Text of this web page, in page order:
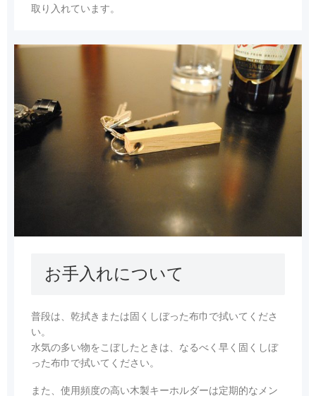
取り入れています。
お手入れについて
普段は、乾拭きまたは固くしぼった布巾で拭いてくださ
い。
水気の多い物をこぼしたときは、なるべく早く固くしぼ
った布巾で拭いてください。
また、使用頻度の高い木製キーホルダーは定期的なメン